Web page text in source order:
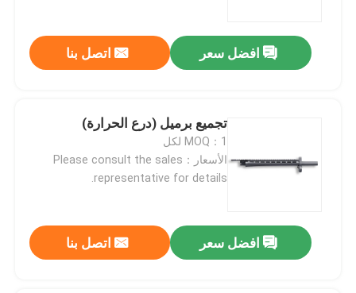
افضل سعر اتصل بنا
تجميع برميل (درع الحرارة)
MOQ：1 لكل
الأسعار：Please consult the sales
representative for details.
افضل سعر اتصل بنا